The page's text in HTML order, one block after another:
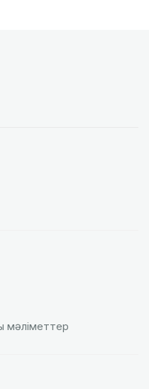
мәлiметтер